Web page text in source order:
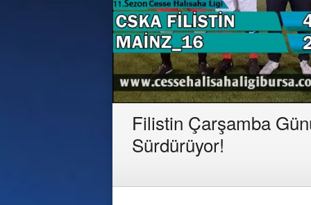
Filistin Çarşamba
Sürdürüyor!